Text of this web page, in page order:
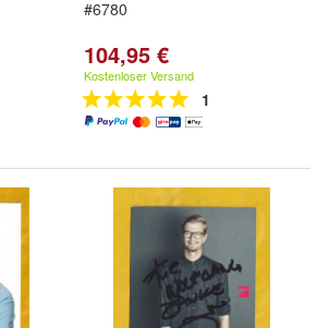
#6780
104,95 €
Kostenloser Versand
1